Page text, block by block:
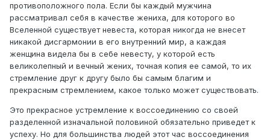
противоположного пола. Если бы каждый мужчина
рассматривал себя в качестве жениха, для которого во
Вселенной существует невеста, которая никогда не внесет
никакой дисгармонии в его внутренний мир, а каждая
женщина видела бы в себе невесту, у которой есть
великолепный и вечный жених, точная копия ее самой, то их
стремление друг к другу было бы самым благим и
прекрасным стремлением, какое только может существовать.
Это прекрасное устремление к воссоединению со своей
разделенной изначальной половиной обязательно приведет к
успеху. Но для большинства людей этот час воссоединения